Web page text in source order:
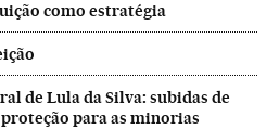
como estratégia
de Lula da Silva: subidas de
para as minorias